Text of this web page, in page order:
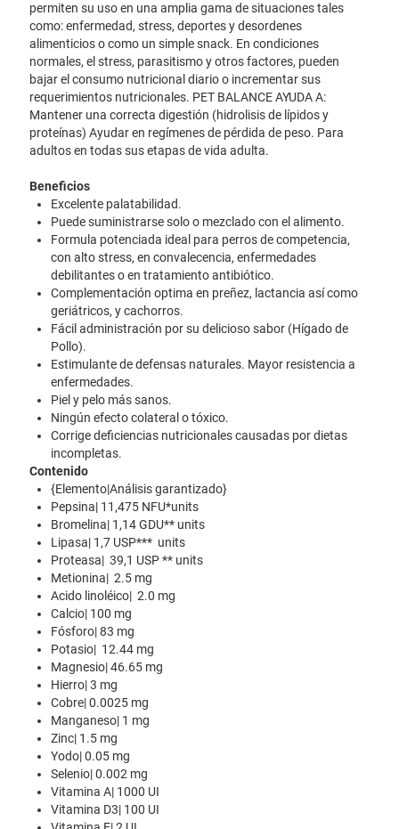
permiten su uso en una amplia gama de situaciones tales
como: enfermedad, stress, deportes y desordenes
alimenticios o como un simple snack. En condiciones
normales, el stress, parasitismo y otros factores, pueden
bajar el consumo nutricional diario o incrementar sus
requerimientos nutricionales. PET BALANCE AYUDA A:
Mantener una correcta digestión (hidrolisis de lípidos y
proteínas) Ayudar en regímenes de pérdida de peso. Para
adultos en todas sus etapas de vida adulta.
Beneficios
Excelente palatabilidad.
Puede suministrarse solo o mezclado con el alimento.
Formula potenciada ideal para perros de competencia,
con alto stress, en convalecencia, enfermedades
debilitantes o en tratamiento antibiótico.
Complementación optima en preñez, lactancia así como
geriátricos, y cachorros.
Fácil administración por su delicioso sabor (Hígado de
Pollo).
Estimulante de defensas naturales. Mayor resistencia a
enfermedades.
Piel y pelo más sanos.
Ningún efecto colateral o tóxico.
Corrige deficiencias nutricionales causadas por dietas
incompletas.
Contenido
{Elemento|Análisis garantizado}
Pepsina| 11,475 NFU*units
Bromelina| 1,14 GDU** units
Lipasa| 1,7 USP*** units
Proteasa| 39,1 USP ** units
Metionina| 2.5 mg
Acido linoléico| 2.0 mg
Calcio| 100 mg
Fósforo| 83 mg
Potasio| 12.44 mg
Magnesio| 46.65 mg
Hierro| 3 mg
Cobre| 0.0025 mg
Manganeso| 1 mg
Zinc| 1.5 mg
Yodo| 0.05 mg
Selenio| 0.002 mg
Vitamina A| 1000 UI
Vitamina D3| 100 UI